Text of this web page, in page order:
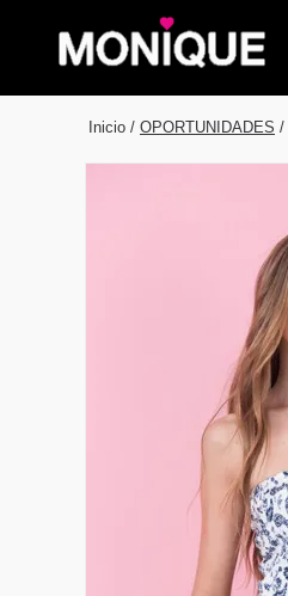
Inicio / OPORTUNIDADES /